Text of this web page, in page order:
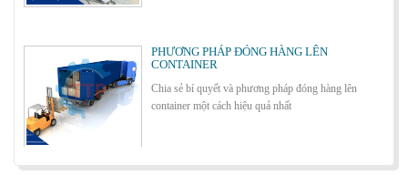
CONTAINER
container một cách hiệu quả nhất
ỨNG DỤNG CỦA BÀN NÂNG THỦY LỰC